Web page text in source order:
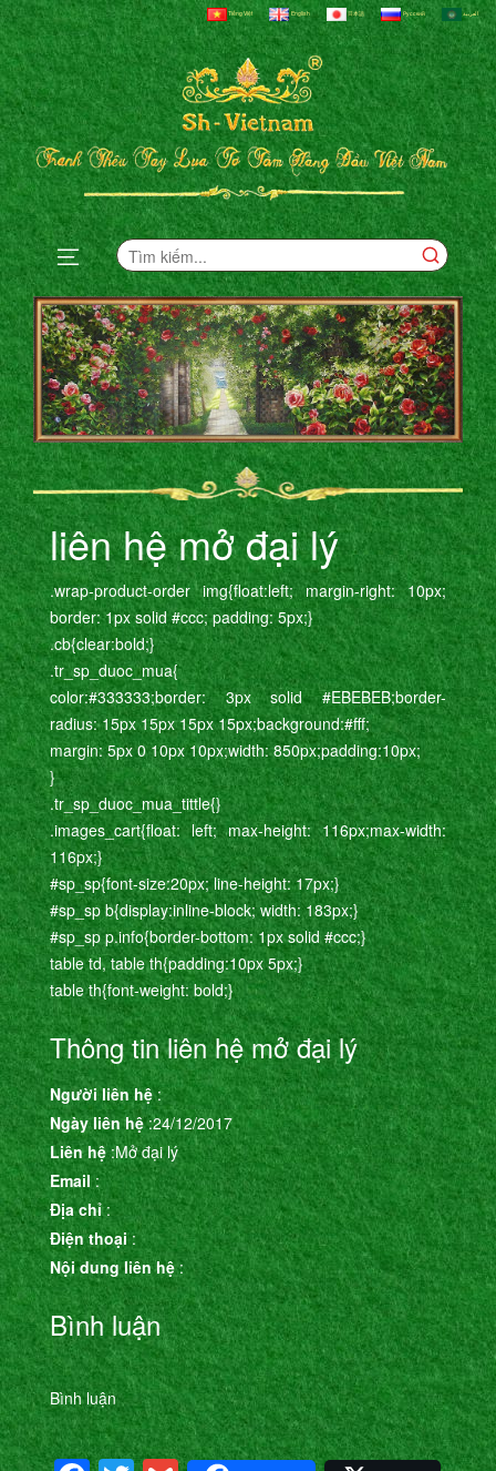
Tiếng Việt English 日本語 Русский العربية
liên hệ mở đại lý
.wrap-product-order img{float:left; margin-right: 10px;
border: 1px solid #ccc; padding: 5px;}
.cb{clear:bold;}
.tr_sp_duoc_mua{
color:#333333;border: 3px solid #EBEBEB;border-
radius: 15px 15px 15px 15px;background:#fff;
margin: 5px 0 10px 10px;width: 850px;padding:10px;
}
.tr_sp_duoc_mua_tittle{}
.images_cart{float: left; max-height: 116px;max-width:
116px;}
#sp_sp{font-size:20px; line-height: 17px;}
#sp_sp b{display:inline-block; width: 183px;}
#sp_sp p.info{border-bottom: 1px solid #ccc;}
table td, table th{padding:10px 5px;}
table th{font-weight: bold;}
Thông tin liên hệ mở đại lý
Người liên hệ:
Ngày liên hệ:24/12/2017
Liên hệ:Mở đại lý
Email:
Địa chỉ:
Điện thoại:
Nội dung liên hệ:
Bình luận
Bình luận